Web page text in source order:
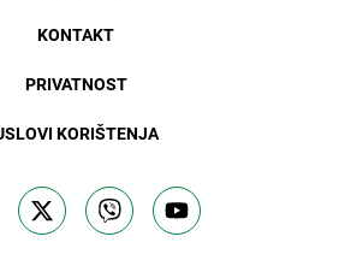
KONTAKT
PRIVATNOST
KORIŠTENJA